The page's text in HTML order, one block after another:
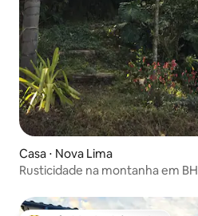
Casa ⋅ Nova Lima
Rusticidade na montanha em BH